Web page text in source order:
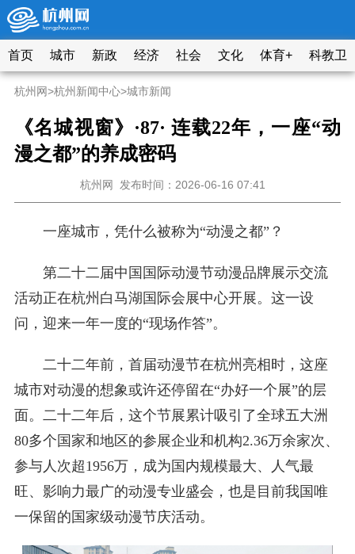
首页 城市 新政 经济 社会 文化 体育+ 科教卫
杭州网>杭州新闻中心>城市新闻
《名城视窗》·87· 连载22年，一座“动
漫之都”的养成密码
杭州网 发布时间：2026-06-16 07:41
一座城市，凭什么被称为“动漫之都”？
第二十二届中国国际动漫节动漫品牌展示交流
活动正在杭州白马湖国际会展中心开展。这一设
问，迎来一年一度的“现场作答”。
二十二年前，首届动漫节在杭州亮相时，这座
城市对动漫的想象或许还停留在“办好一个展”的层
面。二十二年后，这个节展累计吸引了全球五大洲
80多个国家和地区的参展企业和机构2.36万余家次、
参与人次超1956万，成为国内规模最大、人气最
旺、影响力最广的动漫专业盛会，也是目前我国唯
一保留的国家级动漫节庆活动。